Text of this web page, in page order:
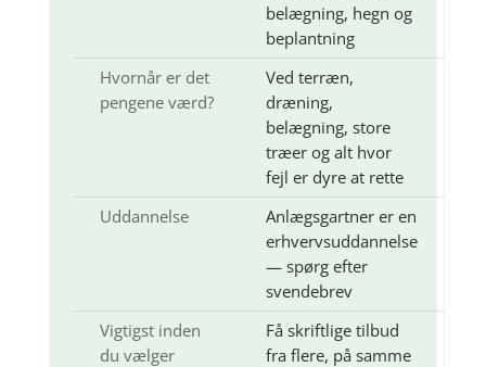
belægning, hegn og
beplantning
Hvornår er det
pengene værd?
Ved terræn,
dræning,
belægning, store
træer og alt hvor
fejl er dyre at rette
Uddannelse
Anlægsgartner er en
erhvervsuddannelse
— spørg efter
svendebrev
Vigtigst inden
du vælger
Få skriftlige tilbud
fra flere, på samme